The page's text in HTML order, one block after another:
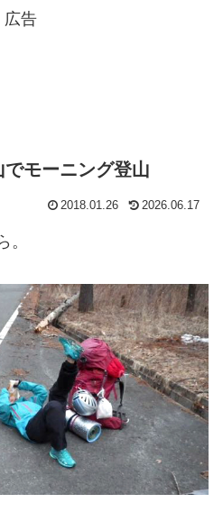
広告
モーニング登山
2018.01.26 2026.06.17
。